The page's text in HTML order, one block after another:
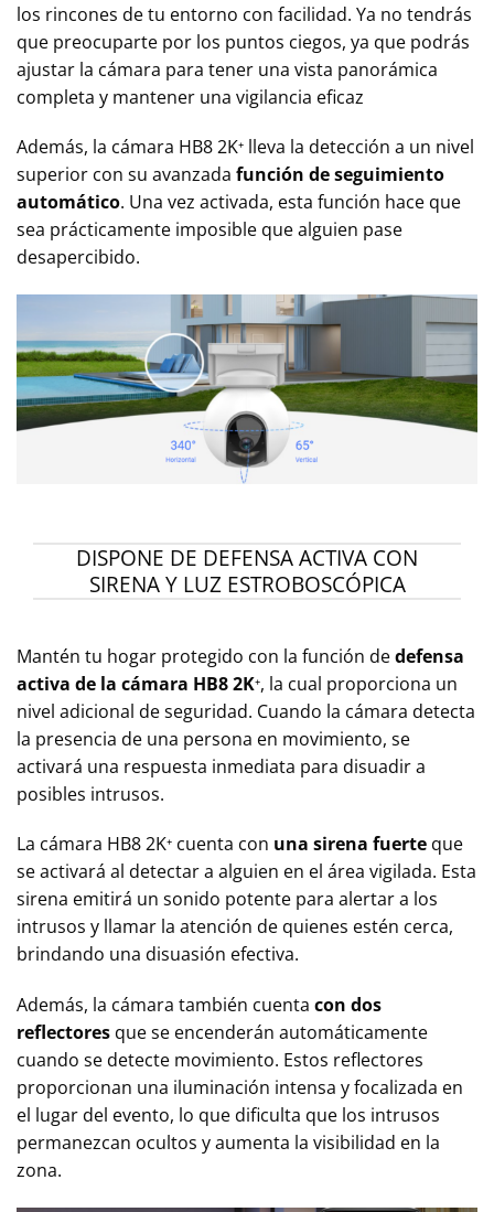
los rincones de tu entorno con facilidad. Ya no tendrás
que preocuparte por los puntos ciegos, ya que podrás
ajustar la cámara para tener una vista panorámica
completa y mantener una vigilancia eficaz
Además, la cámara HB8 2K⁺ lleva la detección a un nivel
superior con su avanzada función de seguimiento
automático. Una vez activada, esta función hace que
sea prácticamente imposible que alguien pase
desapercibido.
DISPONE DE DEFENSA ACTIVA CON
SIRENA Y LUZ ESTROBOSCÓPICA
Mantén tu hogar protegido con la función dedefensa
activa de la cámara HB8 2K⁺, la cual proporciona un
nivel adicional de seguridad. Cuando la cámara detecta
la presencia de una persona en movimiento, se
activará una respuesta inmediata para disuadir a
posibles intrusos.
La cámara HB8 2K⁺ cuenta con una sirena fuerte que
se activará al detectar a alguien en el área vigilada. Esta
sirena emitirá un sonido potente para alertar a los
intrusos y llamar la atención de quienes estén cerca,
brindando una disuasión efectiva.
Además, la cámara también cuenta con dos
reflectores que se encenderán automáticamente
cuando se detecte movimiento. Estos reflectores
proporcionan una iluminación intensa y focalizada en
el lugar del evento, lo que dificulta que los intrusos
permanezcan ocultos y aumenta la visibilidad en la
zona.